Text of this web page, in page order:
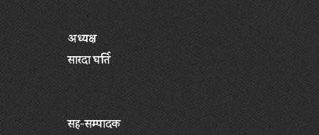
अध्यक्ष
सारदा घर्ति
सह-सम्पादक